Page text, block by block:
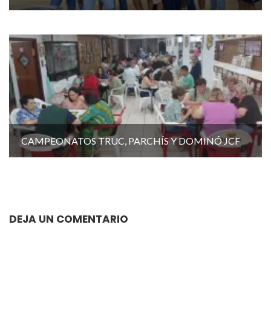
CAMPEONATOS TRUC, PARCHÍS Y DOMINÓ JCF
DEJA UN COMENTARIO